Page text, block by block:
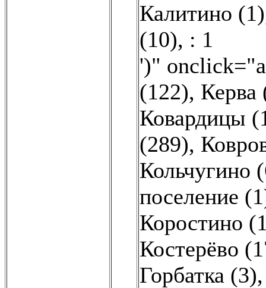
Калитино (1)
(10), : 1
')"
(122), Керва
Ковардицы
(289),
Кольчугино
поселение
Коростино
Костерёво
Горбатка (3)